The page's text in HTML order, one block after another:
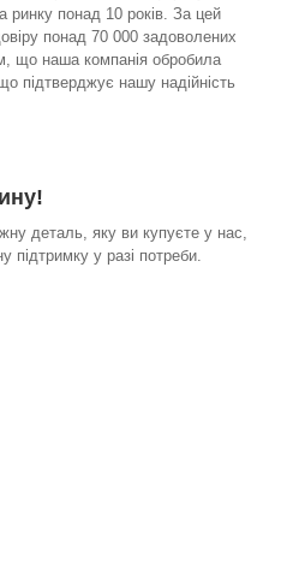
ринку понад 10 років. За цей
понад 70 000 задоволених
що наша компанія обробила
підтверджує нашу надійність
деталь, яку ви купуєте у нас,
підтримку у разі потреби.